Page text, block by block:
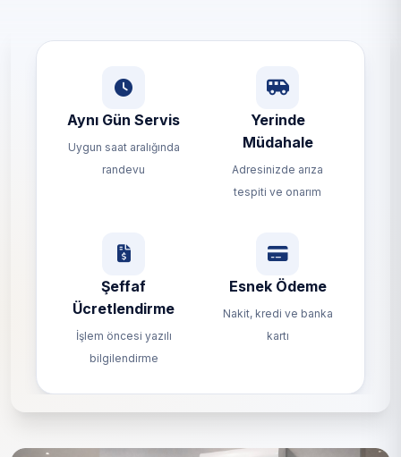
Aynı Gün Servis
Uygun saat aralığında
randevu
Yerinde
Müdahale
Adresinizde arıza
tespiti ve onarım
Şeffaf
Ücretlendirme
İşlem öncesi yazılı
bilgilendirme
Esnek Ödeme
Nakit, kredi ve banka
kartı